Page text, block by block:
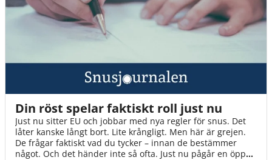
Din röst spelar faktiskt roll just nu
Just nu sitter EU och jobbar med nya regler för snus. Det
låter kanske långt bort. Lite krångligt. Men här är grejen.
De frågar faktiskt vad du tycker – innan de bestämmer
något. Och det händer inte så ofta. Just nu pågår en öppen